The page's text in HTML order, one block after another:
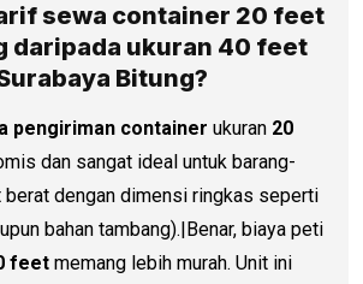
sewa container 20 feet
daripada ukuran 40 feet
Bitung?
pengiriman container ukuran 20
dan sangat ideal untuk barang-
berat dengan dimensi ringkas seperti
bahan tambang).|Benar, biaya peti
feet memang lebih murah. Unit ini